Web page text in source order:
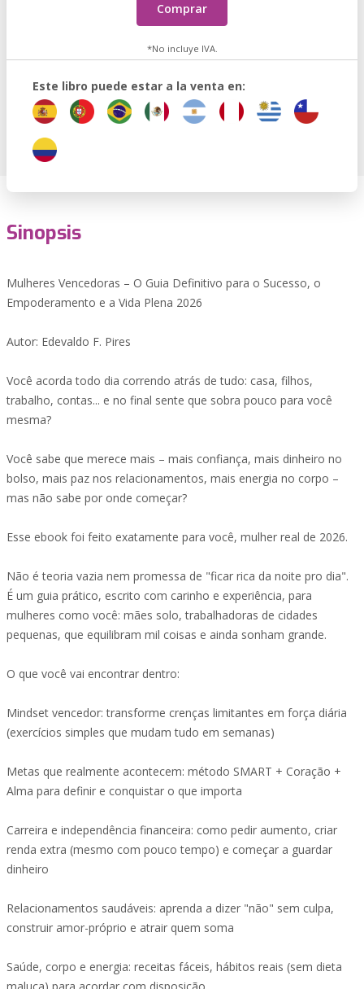
Comprar
*No incluye IVA.
Este libro puede estar a la venta en:
Sinopsis
Mulheres Vencedoras – O Guia Definitivo para o Sucesso, o
Empoderamento e a Vida Plena 2026
Autor: Edevaldo F. Pires
Você acorda todo dia correndo atrás de tudo: casa, filhos,
trabalho, contas... e no final sente que sobra pouco para você
mesma?
Você sabe que merece mais – mais confiança, mais dinheiro no
bolso, mais paz nos relacionamentos, mais energia no corpo –
mas não sabe por onde começar?
Esse ebook foi feito exatamente para você, mulher real de 2026.
Não é teoria vazia nem promessa de "ficar rica da noite pro dia".
É um guia prático, escrito com carinho e experiência, para
mulheres como você: mães solo, trabalhadoras de cidades
pequenas, que equilibram mil coisas e ainda sonham grande.
O que você vai encontrar dentro:
Mindset vencedor: transforme crenças limitantes em força diária
(exercícios simples que mudam tudo em semanas)
Metas que realmente acontecem: método SMART + Coração +
Alma para definir e conquistar o que importa
Carreira e independência financeira: como pedir aumento, criar
renda extra (mesmo com pouco tempo) e começar a guardar
dinheiro
Relacionamentos saudáveis: aprenda a dizer "não" sem culpa,
construir amor-próprio e atrair quem soma
Saúde, corpo e energia: receitas fáceis, hábitos reais (sem dieta